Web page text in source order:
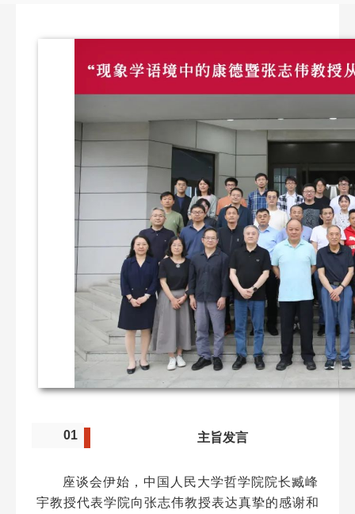
01 主旨发言
座谈会伊始，中国人民大学哲学院院长臧峰
宇教授代表学院向张志伟教授表达真挚的感谢和